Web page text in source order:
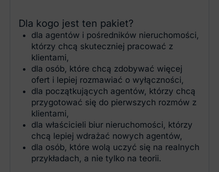
Dla kogo jest ten pakiet?
dla agentów i pośredników nieruchomości,
którzy chcą skuteczniej pracować z
klientami,
dla osób, które chcą zdobywać więcej
ofert i lepiej rozmawiać o wyłączności,
dla początkujących agentów, którzy chcą
przygotować się do pierwszych rozmów z
klientami,
dla właścicieli biur nieruchomości, którzy
chcą lepiej wdrażać nowych agentów,
dla osób, które wolą uczyć się na realnych
przykładach, a nie tylko na teorii.